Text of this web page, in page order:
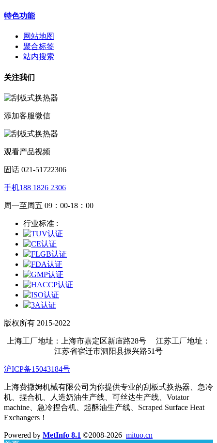
特色功能
网站地图
聚合标签
站内搜索
关注我们
添加客服微信
观看产品视频
固话 021-51722306
手机188 1826 2306
周一至周五 09：00-18：00
行业标准 :
版权所有 2015-2022
上海工厂地址：上海市嘉定区新庙路28号 江苏工厂地址：
江苏省宿迁市泗阳县振兴路51号
沪ICP备15043184号
上海费撒姆机械有限公司为你提供专业的刮板式换热器、急冷
机、捏合机、人造奶油生产线、可丝达生产线、Votator
machine、急冷捏合机、起酥油生产线、Scraped Surface Heat
Exchangers！
Powered by MetInfo 8.1 ©2008-2026 mituo.cn